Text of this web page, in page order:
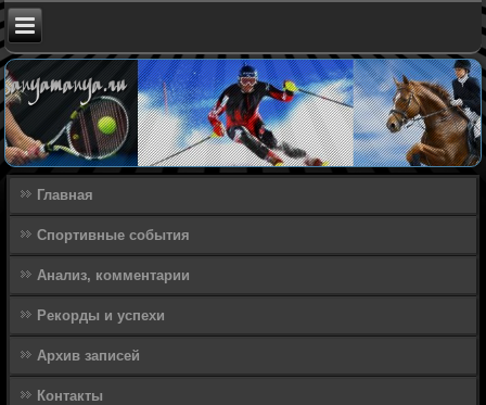
Главная
Спортивные события
Анализ, комментарии
Рекорды и успехи
Архив записей
Контакты